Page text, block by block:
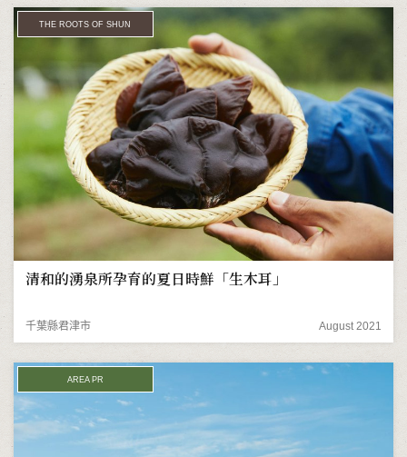
THE ROOTS OF SHUN
清和的湧泉所孕育的夏日時鮮「生木耳」
千葉縣君津市 August 2021
AREA PR